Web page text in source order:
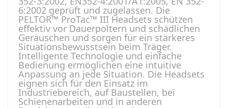
6:2002 geprüft und zugelassen. Die
PELTOR™ ProTac™ III Headsets schützen
effektiv vor Dauerpoltern und schädlichen
Geräuschen und sorgen für ein stärkeres
Situationsbewusstsein beim Träger.
Intelligente Technologie und einfache
Bedienung ermöglichen eine intuitive
Anpassung an jede Situation. Die Headsets
eignen sich für den Einsatz im
Industriebereich, auf Baustellen, bei
Schienenarbeiten und in anderen